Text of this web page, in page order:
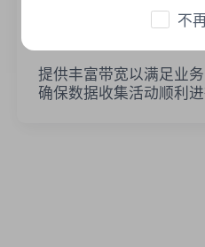
提供丰富带宽以满足业
确保数据收集活动顺利进
不